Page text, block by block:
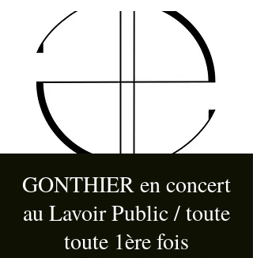
GONTHIER en concert
au Lavoir Public / toute
toute 1ère fois